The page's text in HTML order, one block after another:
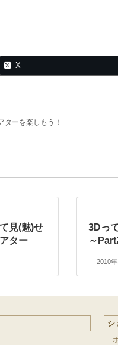
X
ターを楽しもう！
見(魅)せ
ター
3Dっ
～
2010
シ